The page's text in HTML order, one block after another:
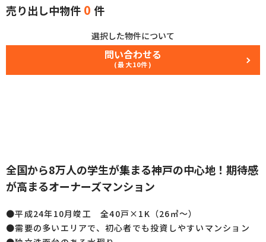
売り出し中物件 0 件
選択した物件について
問い合わせる
(最大10件)
全国から8万人の学生が集まる神戸の中心地！期待感
が高まるオーナーズマンション
●平成24年10月竣工 全40戸×1K（26㎡～）
●需要の多いエリアで、初心者でも投資しやすいマンション